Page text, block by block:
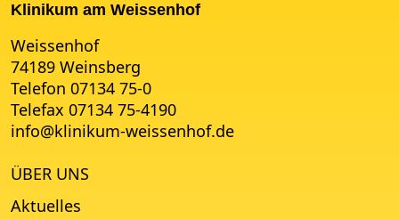
Klinikum am Weissenhof
ÜBER UNS
Aktuelles
Weissenhof
74189 Weinsberg
Telefon 07134 75-0
Telefax 07134 75-4190
info@klinikum-weissenhof.de